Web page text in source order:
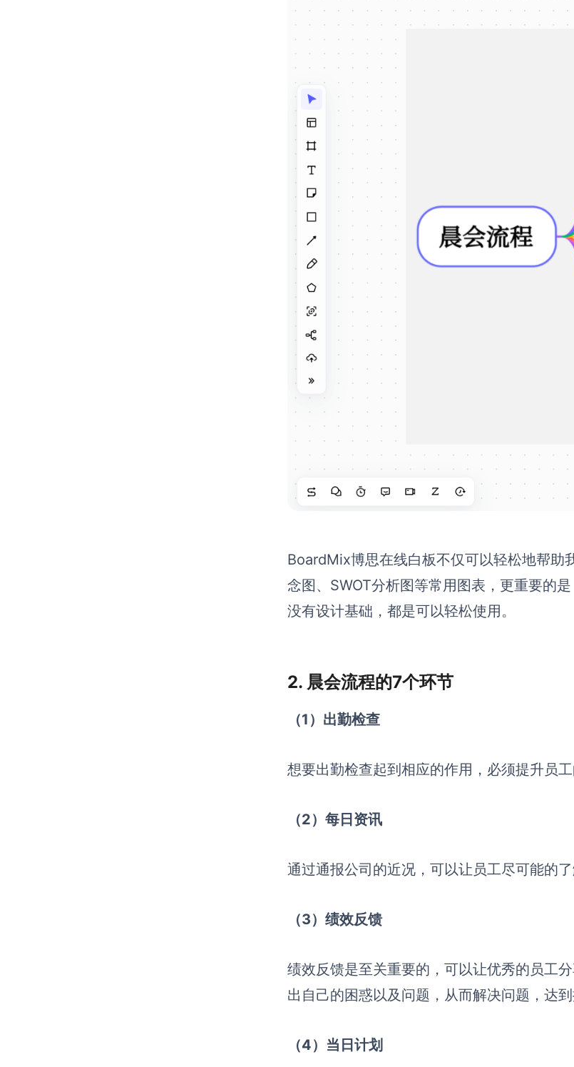
BoardMix博思在线白板不仅可以轻松地帮助
念图、SWOT分析图等常用图表，更重要的
没有设计基础，都是可以轻松使用。
2. 晨会流程的7个环节
（1）出勤检查
想要出勤检查起到相应的作用，必须提升员
（2）每日资讯
通过通报公司的近况，可以让员工尽可能的了
（3）绩效反馈
绩效反馈是至关重要的，可以让优秀的员工
出自己的困惑以及问题，从而解决问题，达到
（4）当日计划